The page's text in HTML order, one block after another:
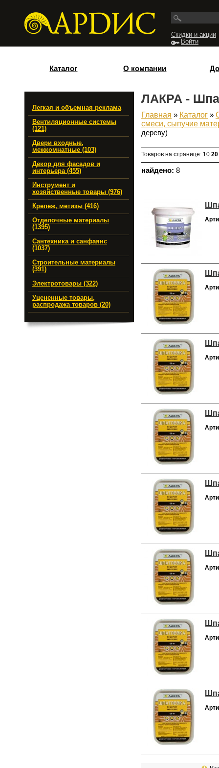
Скидки и акции
Войти
Каталог О компании
Легкая и объемная реклама
Вентиляционные системы
(121)
Двери входные,
межкомнатные (103)
Декор для фасадов и
интерьера (455)
Инструмент и
хозяйственные товары (976)
Крепеж, метизы (416)
Отделочные материалы
(1395)
Сантехника и санфаянс
(1037)
Строительные материалы
(391)
Электротовары (322)
Уцененные товары,
распродажа товаров (20)
ЛАКРА -
Вы здесь
Главная » Каталог »
смеси, сыпучие
дереву)
Товаров на странице: 10 20
найдено: 8